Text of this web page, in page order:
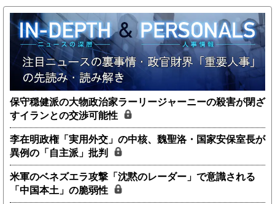
保守穏健派の大物政治家ラーリージャーニーの殺害が閉ざ
すイランとの交渉可能性
李在明政権「実用外交」の中核、魏聖洛・国家安保室長が
異例の「自主派」批判
米軍のベネズエラ攻撃「沈黙のレーダー」で意識される
「中国本土」の脆弱性